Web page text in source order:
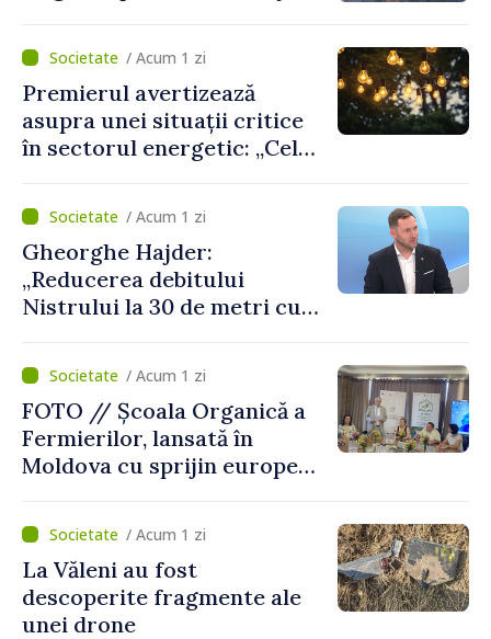
/ Acum 1 zi
Premierul avertizează
asupra unei situații critice
în sectorul energetic: „Cel
putea cumpăra nici curent
de avarie”/ Acum 1 zi
Gheorghe Hajder:
„Reducerea debitului
Nistrului la 30 de metri cubi
„catastrofă naturală”
/ Acum 1 zi
FOTO // Școala Organică a
Fermierilor, lansată în
Moldova cu sprijin european
agriculturii durabile
/ Acum 1 zi
La Văleni au fost
descoperite fragmente ale
unei drone